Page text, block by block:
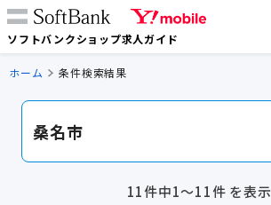
ソフトバンクショップ求人ガイド
ホーム 条件検索結果
桑名市
11件中1～11件 を表示